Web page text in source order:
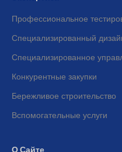
Профессиональное
Специализированный
Специализированное
Конкурентные закупки
Бережливое строительство
Вспомогательные услуги
О Сайте